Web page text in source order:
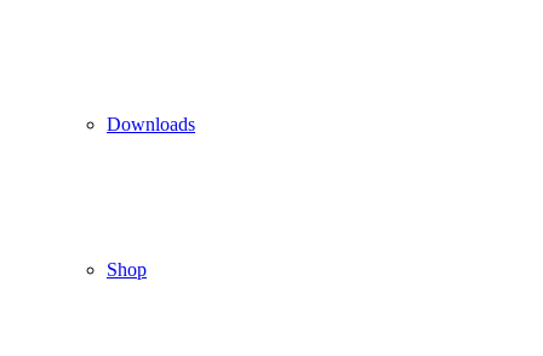
Downloads
Shop